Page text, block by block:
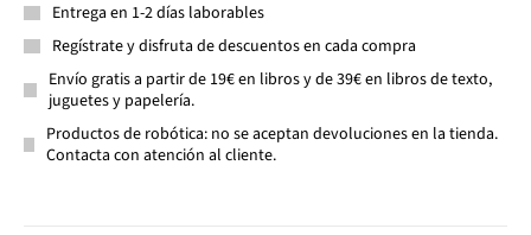
Entrega en 1-2 días laborables
Regístrate y disfruta de descuentos en cada compra
Envío gratis a partir de 19€ en libros y de 39€ en libros de texto,
juguetes y papelería.
Productos de robótica: no se aceptan devoluciones en la tienda.
Contacta con atención al cliente.